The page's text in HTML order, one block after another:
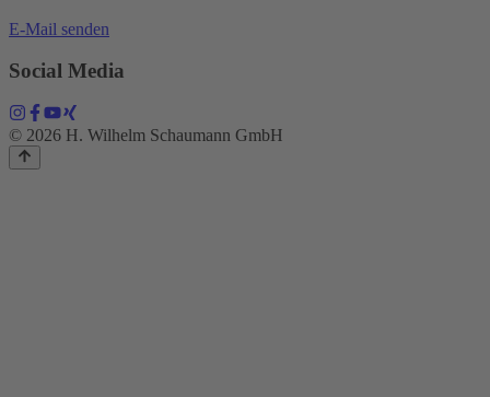
E-Mail senden
Social Media
© 2026 H. Wilhelm Schaumann GmbH